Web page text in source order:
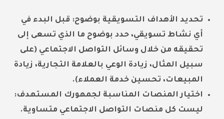
تحديد الأهداف التسويقية بوضوح: قبل البدء في
أي نشاط تسويقي، حدد بوضوح ما الذي تسعى إلى
تحقيقه من خلال وسائل التواصل الاجتماعي (على
سبيل المثال، زيادة الوعي بالعلامة التجارية، زيادة
المبيعات، تحسين خدمة العملاء).
اختيار المنصات المناسبة لجمهورك المستهدف:
ليست كل منصات التواصل الاجتماعي متساوية.